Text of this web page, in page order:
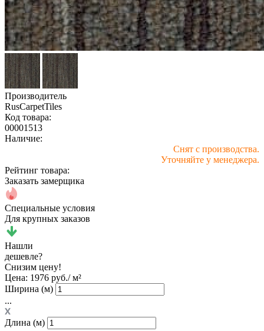
Производитель
RusCarpetTiles
Код товара:
00001513
Наличие:
Снят с производства.
Уточняйте у менеджера.
Рейтинг товара:
Заказать замерщика
Специальные условия
Для крупных заказов
Нашли
дешевле?
Снизим цену!
Цена: 1976 руб./ м²
Ширина (м)
...
Длина (м)